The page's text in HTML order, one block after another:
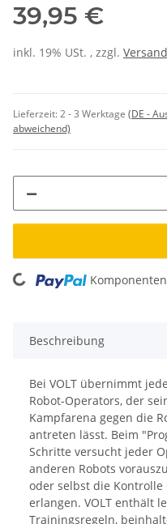
39,95 €
inkl. 19% USt. , zzgl. Versand
Lieferzeit:2 - 3 Werktage (DE -
abweichend)
Beschreibung
Bei VOLT übernimmt
Robot-Operators, der
Kampfarena gegen die
antreten lässt. Beim
Schritte versucht jeder
anderen Robots
oder selbst die
erlangen. VOLT enthält
Trainingsregeln,